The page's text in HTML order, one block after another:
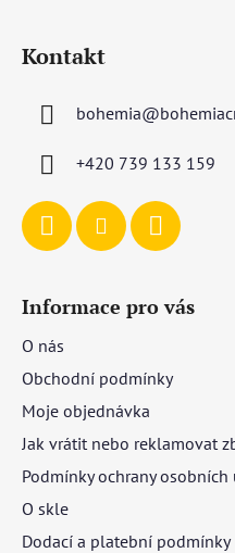
Kontakt
bohemia@
+420 739 133 159
Informace pro vás
O nás
Obchodní podmínky
Moje objednávka
Jak vrátit nebo reklamovat
Podmínky ochrany osobních
O skle
Dodací a platební podmínky